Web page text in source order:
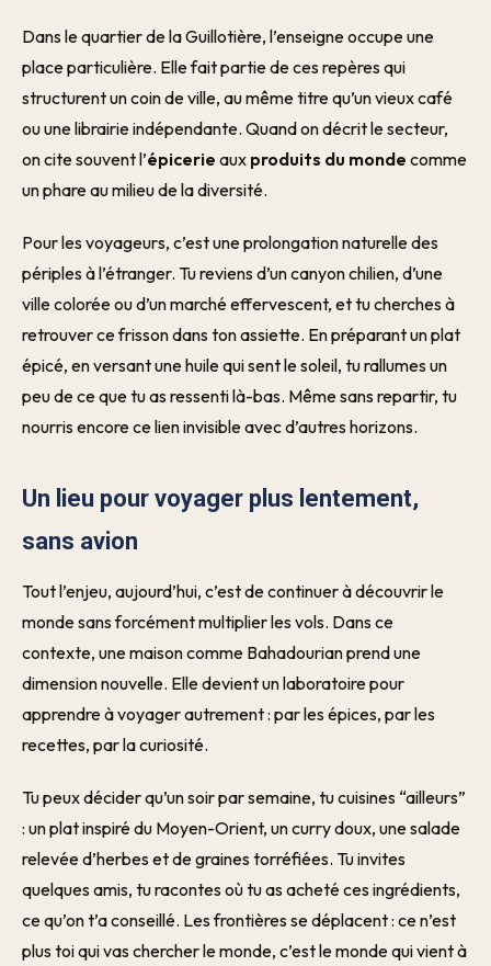
Dans le quartier de la Guillotière, l’enseigne occupe une
place particulière. Elle fait partie de ces repères qui
structurent un coin de ville, au même titre qu’un vieux café
ou une librairie indépendante. Quand on décrit le secteur,
on cite souvent l’épicerie aux produits du monde comme
un phare au milieu de la diversité.
Pour les voyageurs, c’est une prolongation naturelle des
périples à l’étranger. Tu reviens d’un canyon chilien, d’une
ville colorée ou d’un marché effervescent, et tu cherches à
retrouver ce frisson dans ton assiette. En préparant un plat
épicé, en versant une huile qui sent le soleil, tu rallumes un
peu de ce que tu as ressenti là-bas. Même sans repartir, tu
nourris encore ce lien invisible avec d’autres horizons.
Un lieu pour voyager plus lentement,
sans avion
Tout l’enjeu, aujourd’hui, c’est de continuer à découvrir le
monde sans forcément multiplier les vols. Dans ce
contexte, une maison comme Bahadourian prend une
dimension nouvelle. Elle devient un laboratoire pour
apprendre à voyager autrement : par les épices, par les
recettes, par la curiosité.
Tu peux décider qu’un soir par semaine, tu cuisines “ailleurs”
: un plat inspiré du Moyen-Orient, un curry doux, une salade
relevée d’herbes et de graines torréfiées. Tu invites
quelques amis, tu racontes où tu as acheté ces ingrédients,
ce qu’on t’a conseillé. Les frontières se déplacent : ce n’est
plus toi qui vas chercher le monde, c’est le monde qui vient à